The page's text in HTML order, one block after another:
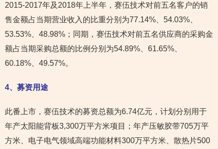
2015-2017年及2018年上半年，赛伍技术对前五名客户的销
售金额占当期营业收入的比重分别为77.14%、54.03%、
53.53%、48.98%；同期，赛伍技术对前五名供应商的采购金
额占当期采购总额的比例分别为54.89%、61.65%、
60.18%、49.57%。
4、募资用途
此番上市，赛伍技术的募资总额为6.74亿元，计划分别用于
年产太阳能背板3,300万平方米项目；年产压敏胶带705万平
方米、电子电气领域高端功能材料300万平方米、散热片500